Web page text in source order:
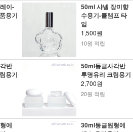
이-
용기
50ml 샤넬 장미향
수용기-클램프 타
입
1,500원
10원 적립
반
용기
50ml동글사각반
투명유리 크림용기
2,700원
20원 적립
에
30ml동글원형에